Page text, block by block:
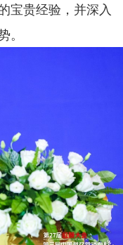
宝贵经验，并深入